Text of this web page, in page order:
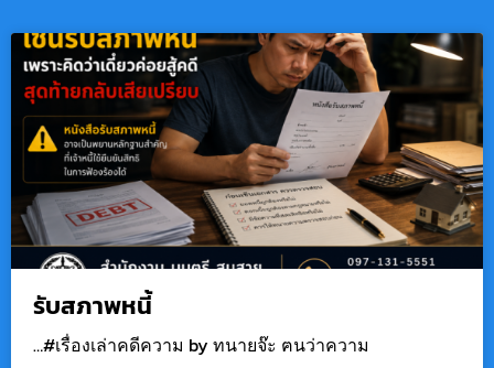
รับสภาพหนี้
…#เรื่องเล่าคดีความ by ทนายจ๊ะ ฅนว่าความ